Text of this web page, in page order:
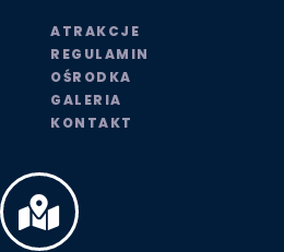
ATRAKCJE
REGULAMIN
OŚRODKA
GALERIA
KONTAKT